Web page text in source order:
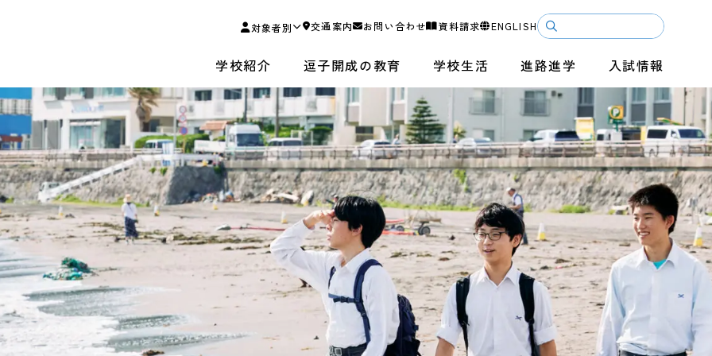
学校紹介 逗子開成の教育 学校生活 進路進学 入試情報
対象者別 交通案内 お問い合わせ 資料請求 ENGLISH